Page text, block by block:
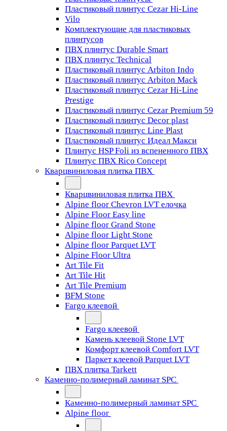
Пластиковый плинтус Cezar Hi-Line
Vilo
Комплектующие для пластиковых
плинтусов
ПВХ плинтус Durable Smart
ПВХ плинтус Technical
Пластиковый плинтус Arbiton Indo
Пластиковый плинтус Arbiton Mack
Пластиковый плинтус Cezar Hi-Line
Prestige
Пластиковый плинтус Cezar Premium 59
Пластиковый плинтус Decor plast
Пластиковый плинтус Line Plast
Пластиковый плинтус Идеал Макси
Плинтус HSP Foli из вспененного ПВХ
Плинтус ПВХ Rico Concept
Кварцвиниловая плитка ПВХ
Кварцвиниловая плитка ПВХ
Alpine floor Chevron LVT елочка
Alpine Floor Easy line
Alpine floor Grand Stone
Alpine floor Light Stone
Alpine floor Parquet LVT
Alpine Floor Ultra
Art Tile Fit
Art Tile Hit
Art Tile Premium
BFM Stone
Fargo клеевой
Fargo клеевой
Камень клеевой Stone LVT
Комфорт клеевой Comfort LVT
Паркет клеевой Parquet LVT
ПВХ плитка Tarkett
Каменно-полимерный ламинат SPC
Каменно-полимерный ламинат SPC
Alpine floor